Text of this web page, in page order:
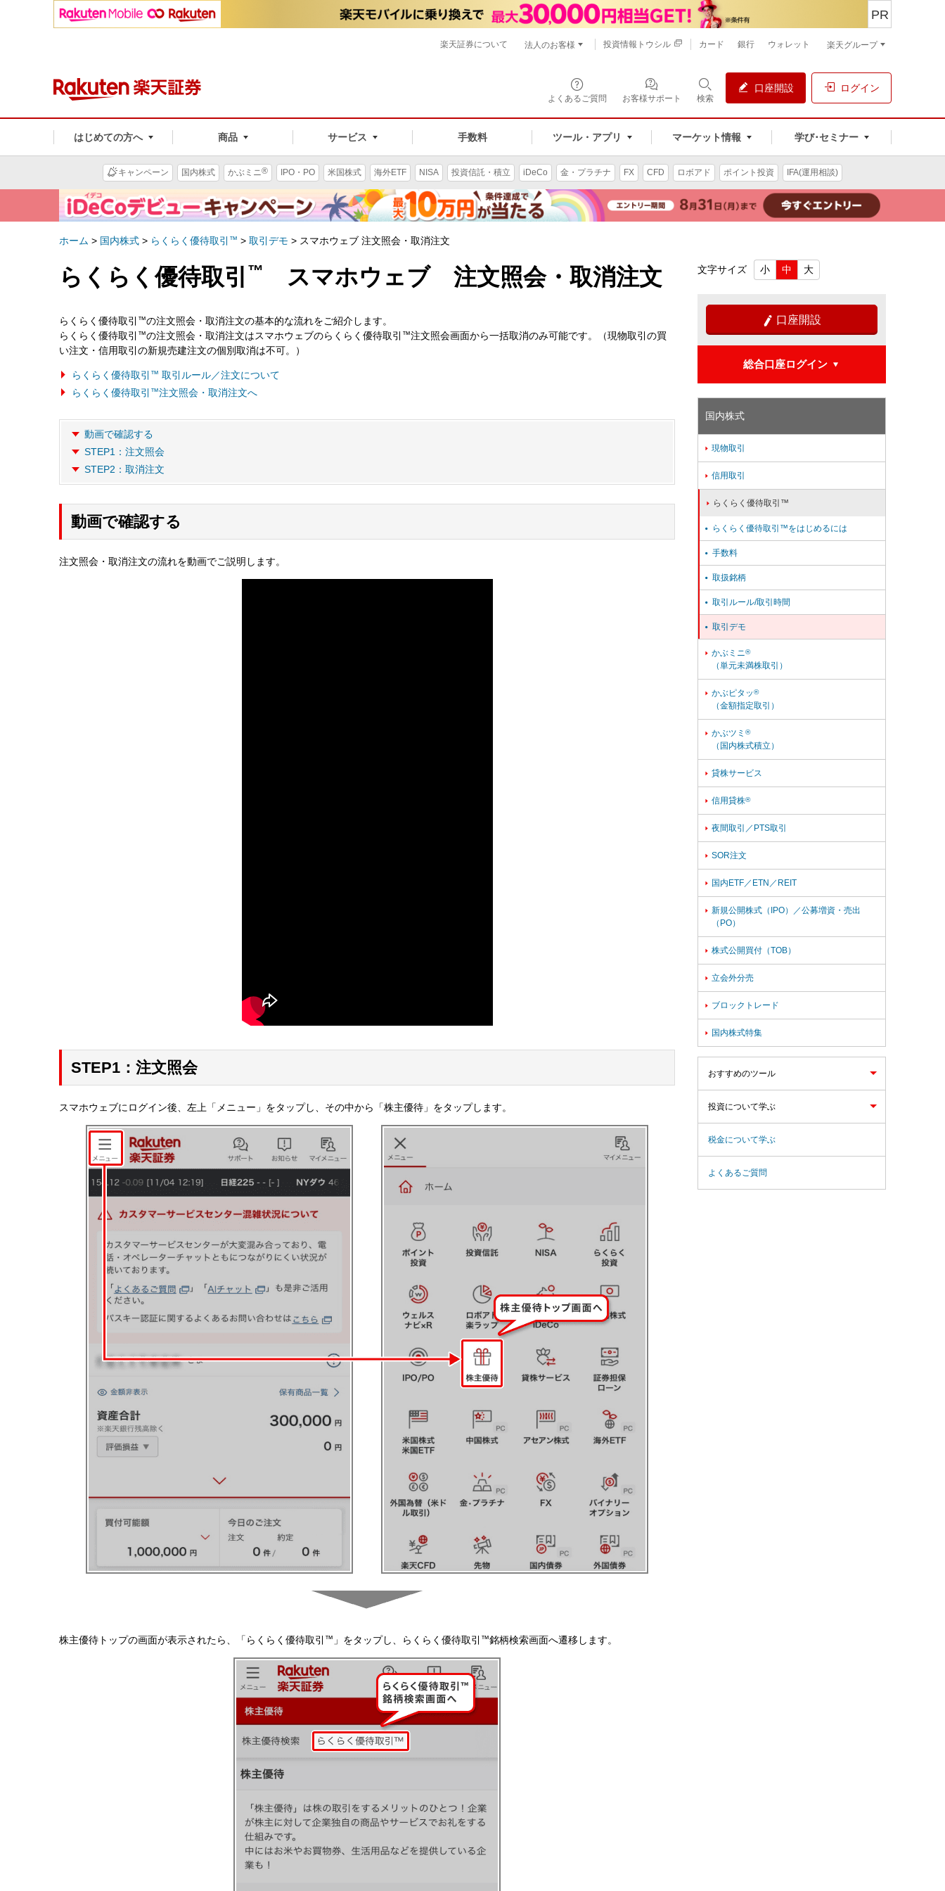
よくあるご質問 お客様サポート 検索
口座開設 ログイン
はじめての方へ 商品 サービス 手数料 ツール・アプリ マーケット情報 学び･セミナー
PR
楽天証券について 法人のお客様 投資情報トウシル カード 銀行 ウォレット 楽天グループ
キャンペーン 国内株式 かぶミニ® IPO・PO 米国株式 海外ETF NISA 投資信託・積立 iDeCo 金・プラチナ FX CFD ロボアド ポイント投資 IFA(運用相談)
ホーム > 国内株式 > らくらく優待取引 ™ > 取引デモ > スマホウェブ 注文照会・取消注文
らくらく優待取引 ™ スマホウェブ 注文照会・取消注文
らくらく優待取引 ™の注文照会・取消注文の基本的な流れをご紹介します。
らくらく優待取引
™の注文照会・取消注文はスマホウェブのらくらく優待取引 ™注文照会画面から一括取消のみ可能です。（現物取引の買
い注文・信用取引の新規売建注文の個別取消は不可。）
らくらく優待取引 ™ 取引ルール／注文について
らくらく優待取引
™注文照会・取消注文へ
動画で確認する
STEP1：注文照会
STEP2：取消注文
動画で確認する
注文照会・取消注文の流れを動画でご説明します。
STEP1：注文照会
スマホウェブにログイン後、左上「メニュー」をタップし、その中から「株主優待」をタップします。
株主優待トップの画面が表示されたら、「らくらく優待取引 ™ 」をタップし、らくらく優待取引 ™銘柄検索画面へ遷移します。
文字サイズ 小 中 大
 口座開設
総合口座ログイン
国内株式
 現物取引
 信用取引
 らくらく優待取引™
 らくらく優待取引™をはじめるには
 手数料
 取扱銘柄
 取引ルール/取引時間
 取引デモ
 かぶミニ®
（単元未満株取引）
 かぶピタッ®
（金額指定取引）
 かぶツミ®
（国内株式積立）
 貸株サービス
 信用貸株®
 夜間取引／PTS取引
 SOR注文
 国内ETF／ETN／REIT
 新規公開株式（IPO）／公募増資・売出
（PO）
 株式公開買付（TOB）
 立会外分売
 ブロックトレード
 国内株式特集
おすすめのツール
投資について学ぶ
税金について学ぶ
よくあるご質問